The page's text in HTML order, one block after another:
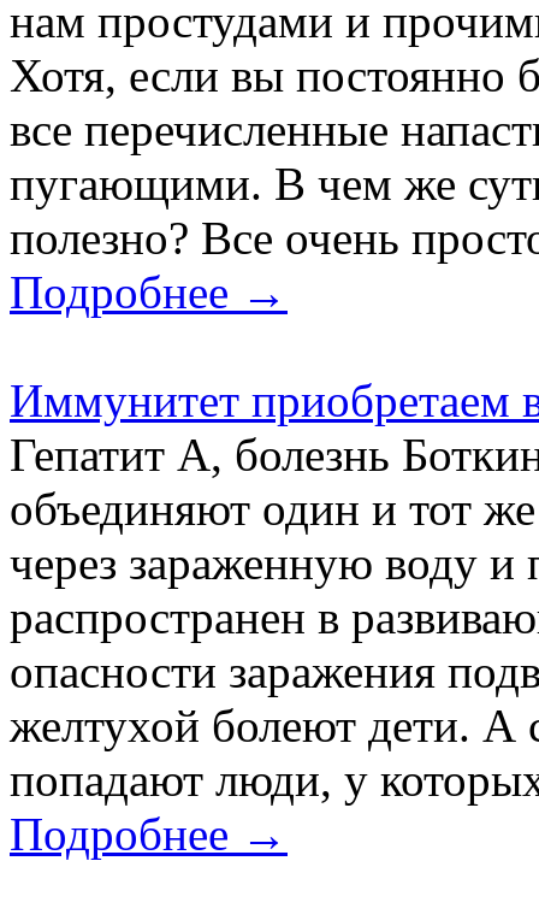
нам простудами и
Хотя, если вы постоянно
все перечисленные
пугающими. В чем же
полезно? Все очень
Подробнее →
Иммунитет приобретаем
Гепатит А, болезнь
объединяют один и тот
через зараженную воду
распространен в
опасности заражения
желтухой болеют дети. А
попадают люди, у
Подробнее →